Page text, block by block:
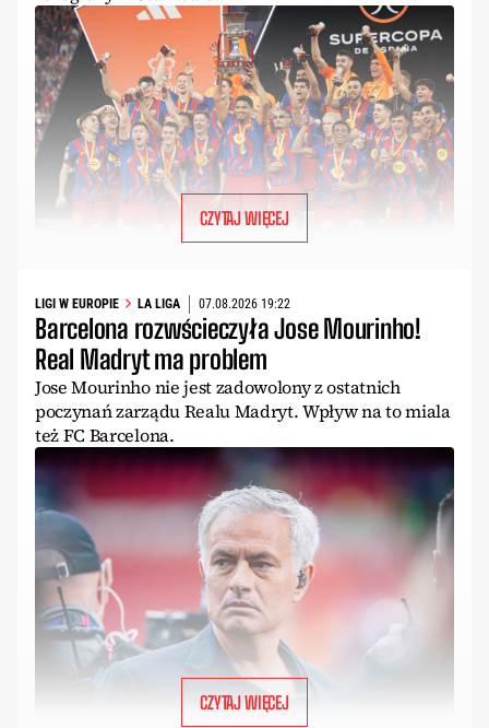
CZYTAJ WIĘCEJ
LIGI W EUROPIE LA LIGA 07.08.2026 19:22
Barcelona rozwścieczyła Jose Mourinho!
Real Madryt ma problem
Jose Mourinho nie jest zadowolony z ostatnich
poczynań zarządu Realu Madryt. Wpływ na to miala
też FC Barcelona.
CZYTAJ WIĘCEJ